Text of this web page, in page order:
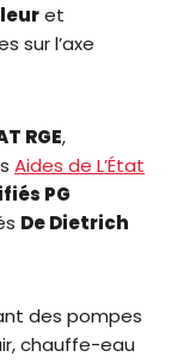
et
sur l’axe
RGE,
Aides de L’État
PG
De Dietrich
des pompes
chauffe-eau